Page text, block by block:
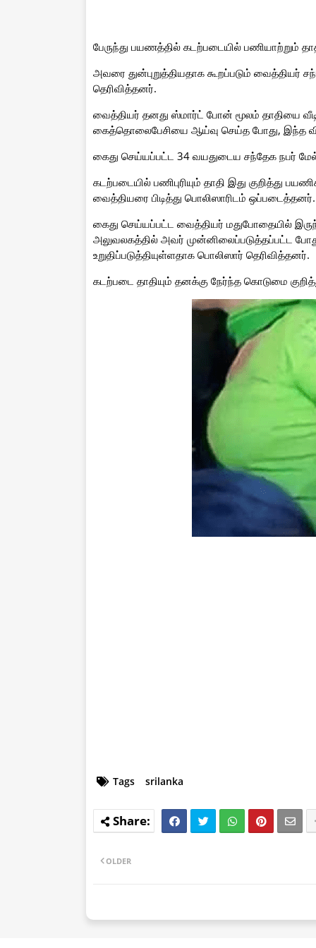
பேருந்து பயணத்தில் கடற்படையில் பணியாற்றும்
அவரை துன்புறுத்தியதாக கூறப்படும் வைத்தியர்
தெரிவித்தனர்.
வைத்தியர் தனது ஸ்மார்ட் போன் மூலம் தாதியை
கைத்தொலைபேசியை ஆய்வு செய்த போது, இந்த
கைது செய்யப்பட்ட 34 வயதுடைய சந்தேக நபர்
கடற்படையில் பணிபுரியும் தாதி இது குறித்து
வைத்தியரை பிடித்து பொலிஸாரிடம் ஒப்படைத்தனர்.
கைது செய்யப்பட்ட வைத்தியர் மதுபோதையில்
அலுவலகத்தில் அவர் முன்னிலைப்படுத்தப்பட்ட
உறுதிப்படுத்தியுள்ளதாக பொலிஸார் தெரிவித்தனர்.
கடற்படை தாதியும் தனக்கு நேர்ந்த கொடுமை
Tags srilanka
OLDER